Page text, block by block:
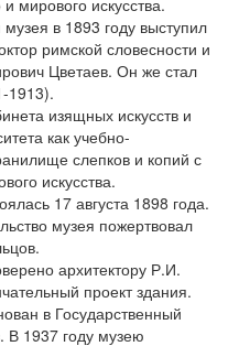
мирового искусства.
в 1893 году выступил
римской словесности и
Цветаев. Он же стал
1913).
изящных искусств и
как учебно-
слепков и копий с
искусства.
17 августа 1898 года.
музея пожертвовал
архитектору Р.И.
проект здания.
в Государственный
В 1937 году музею